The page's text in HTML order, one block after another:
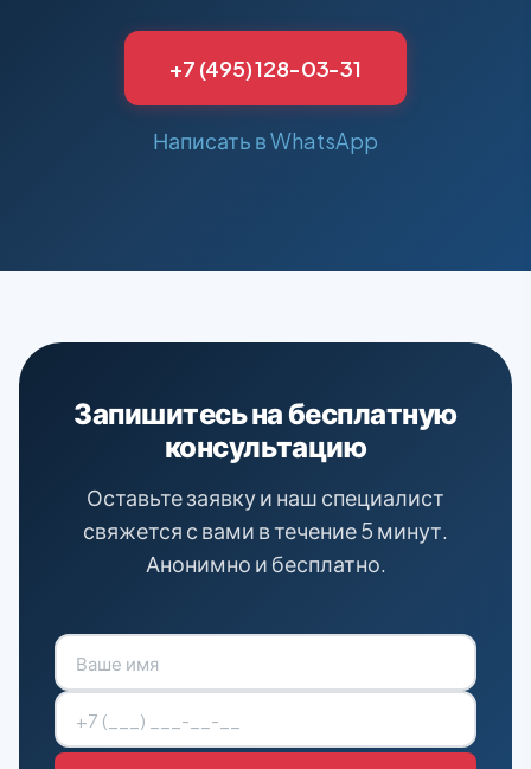
+7 (495) 128-03-31
Написать в WhatsApp
Запишитесь на бесплатную
консультацию
Оставьте заявку и наш специалист
свяжется с вами в течение 5 минут.
Анонимно и бесплатно.